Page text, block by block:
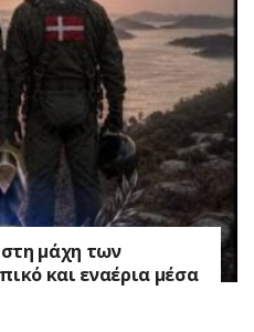
μάχη των
και εναέρια μέσα